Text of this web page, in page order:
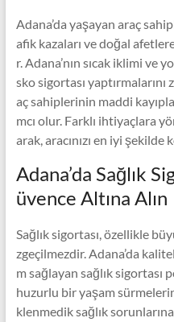
Adana’da yaşayan araç
afik kazaları ve doğal
r. Adana’nın sıcak iklimi ve
sko sigortası yaptırmalarını
aç sahiplerinin maddi
mcı olur. Farklı ihtiyaçlara
arak, aracınızı en iyi şekilde
Adana’da Sağlık
üvence Altına Alın
Sağlık sigortası, özellikle
zgeçilmezdir. Adana’da
m sağlayan sağlık
huzurlu bir yaşam
klenmedik sağlık